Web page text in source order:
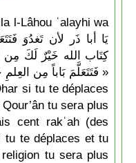
l-Lâhou ʿalayhi wa
كِتَاب الله خَيْرٌ لَكَ مِن
فَتَتَعَلَّمَ بَاباً مِن
si tu te déplaces
tu sera plus
cent rakʿah (des
tu te déplaces et tu
tu sera plus